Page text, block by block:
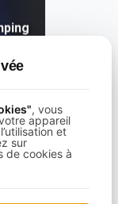
, vous
appareil
et
sur
de cookies à